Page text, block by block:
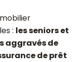
: les seniors et
aggravés de
de prêt